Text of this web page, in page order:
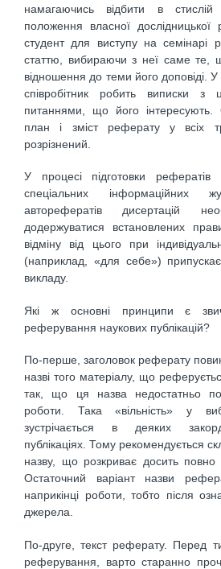
намагаючись відбити в
положення власної
студент для виступу на семінарі
статтю, вибираючи з неї саме те,
відношення до теми його доповіді.
співробітник робить виписки з
питаннями, що його
план і зміст реферату у всіх
розрізнений.
У процесі підготовки
спеціальних інформаційних
авторефератів дисертацій
додержуватися встановлених
відміну від цього при
(наприклад, «для себе»)
викладу.
Які ж основні принципи є
реферування наукових публікацій?
По-перше, заголовок реферату
назві того матеріалу, що
так, що ця назва недостатньо
роботи. Така «вільність» у
зустрічається в деяких
публікаціях. Тому рекомендується
назву, що розкриває досить
Остаточний варіант назви
наприкінці роботи, тобто після
джерела.
По-друге, текст реферату. Перед
реферування, варто старанно